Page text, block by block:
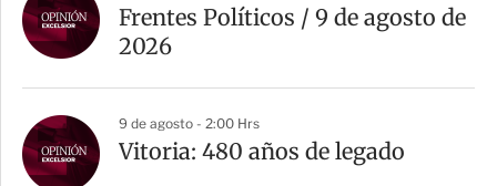
r
t
Frentes Políticos / 9 de agosto de
2026
9 de agosto - 2:00 Hrs
Vitoria: 480 años de legado